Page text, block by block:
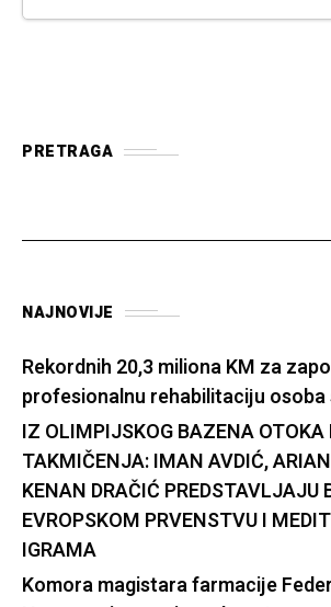
PRETRAGA
NAJNOVIJE
Rekordnih 20,3 miliona KM za
profesionalnu rehabilitaciju
IZ OLIMPIJSKOG BAZENA
TAKMIČENJA: IMAN AVDIĆ,
KENAN DRAČIĆ PREDSTAVLJAJU
EVROPSKOM PRVENSTVU I
IGRAMA
Komora magistara farmacije